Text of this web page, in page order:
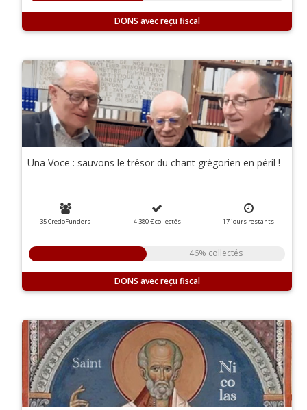
DONS
Una Voce : sauvons le trésor du chant grégorien en péril !
35 CredoFunders 4 380 €collectés 17jours restants
46% collectés
DONS